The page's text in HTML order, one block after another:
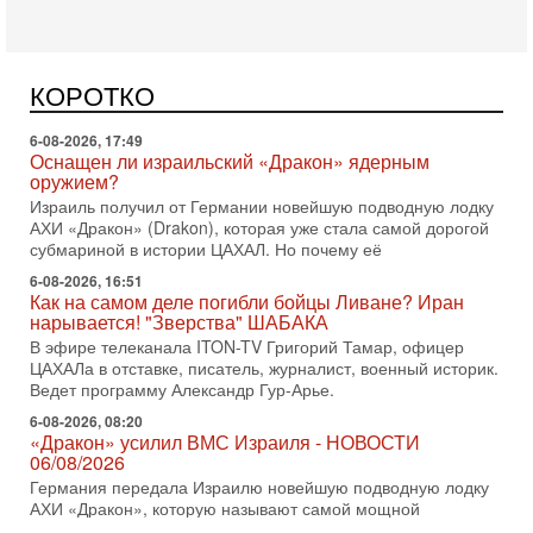
КОРОТКО
политическим раскладом сил, если арабский список
Оснащен ли израильский «Дракон» ядерным
оружием?
Израиль получил от Германии новейшую подводную лодку
АХИ «Дракон» (Drakon), которая уже стала самой дорогой
субмариной в истории ЦАХАЛ. Но почему её
6-08-2026, 16:51
Как на самом деле погибли бойцы Ливане? Иран
нарывается! "Зверства" ШАБАКА
В эфире телеканала ITON-TV Григорий Тамар, офицер
ЦАХАЛа в отставке, писатель, журналист, военный историк.
Ведет программу Александр Гур-Арье.
6-08-2026, 08:20
«Дракон» усилил ВМС Израиля - НОВОСТИ
06/08/2026
Германия передала Израилю новейшую подводную лодку
АХИ «Дракон», которую называют самой мощной
субмариной на Ближнем Востоке. Передача прошла на